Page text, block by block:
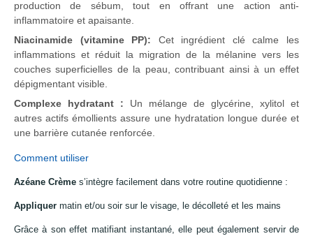
production de sébum, tout en offrant une action anti-
inflammatoire et apaisante.
Niacinamide (vitamine PP): Cet ingrédient clé calme les
inflammations et réduit la migration de la mélanine vers les
couches superficielles de la peau, contribuant ainsi à un effet
dépigmentant visible.
Complexe hydratant : Un mélange de glycérine, xylitol et
autres actifs émollients assure une hydratation longue durée et
une barrière cutanée renforcée.
Comment utiliser
Azéane Crème s’intègre facilement dans votre routine quotidienne :
Appliquer matin et/ou soir sur le visage, le décolleté et les mains
Grâce à son effet matifiant instantané, elle peut également servir de